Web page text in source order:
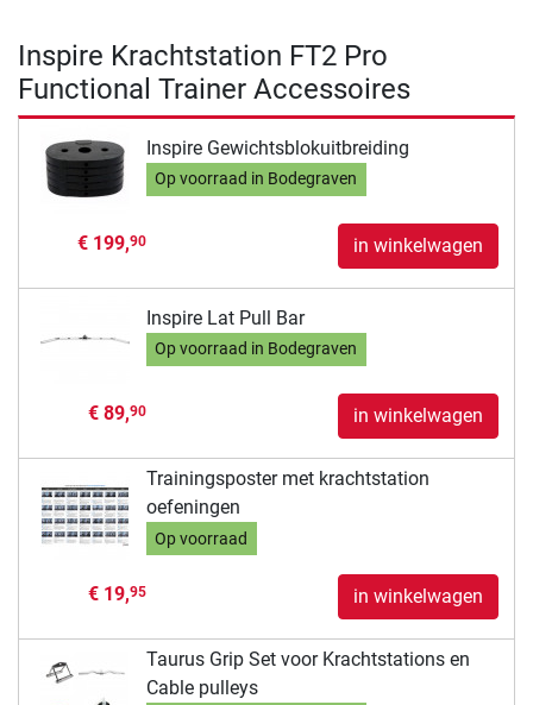
Inspire Krachtstation FT2 Pro
Functional Trainer Accessoires
Inspire Gewichtsblokuitbreiding
Op voorraad in Bodegraven
€ 199,90 in winkelwagen
Inspire Lat Pull Bar
Op voorraad in Bodegraven
€ 89,90 in winkelwagen
Trainingsposter met krachtstation
oefeningen
Op voorraad
€ 19,95 in winkelwagen
Taurus Grip Set voor Krachtstations en
Cable pulleys